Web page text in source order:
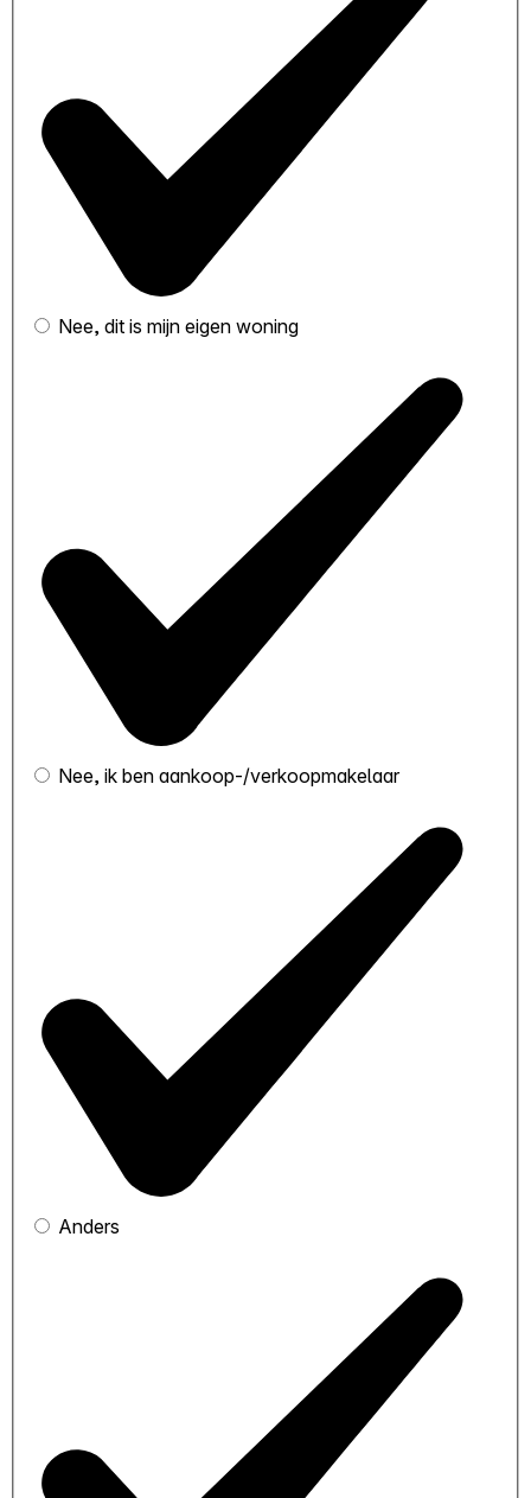
Nee, dit is mijn eigen woning
Nee, ik ben aankoop-/verkoopmakelaar
Anders